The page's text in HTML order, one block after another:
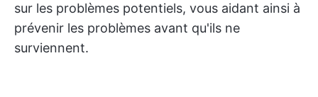
sur les problèmes potentiels, vous aidant ainsi à
prévenir les problèmes avant qu'ils ne
surviennent.